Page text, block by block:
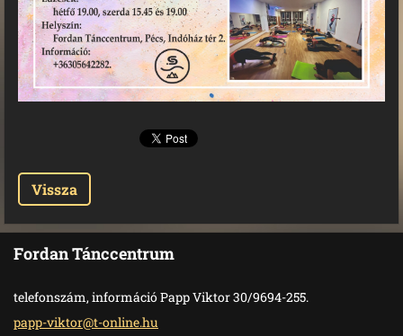
Vissza
Fordan Tánccentrum
telefonszám, információ Papp Viktor 30/9694-255.
papp-viktor@t-online.hu